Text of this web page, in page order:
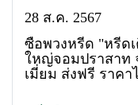
28 ส.ค. 2567
ซื้อพวงหรีด "หรีด
ใหญ่จอมปราสาท
เมี่ยม ส่งฟรี ราคา